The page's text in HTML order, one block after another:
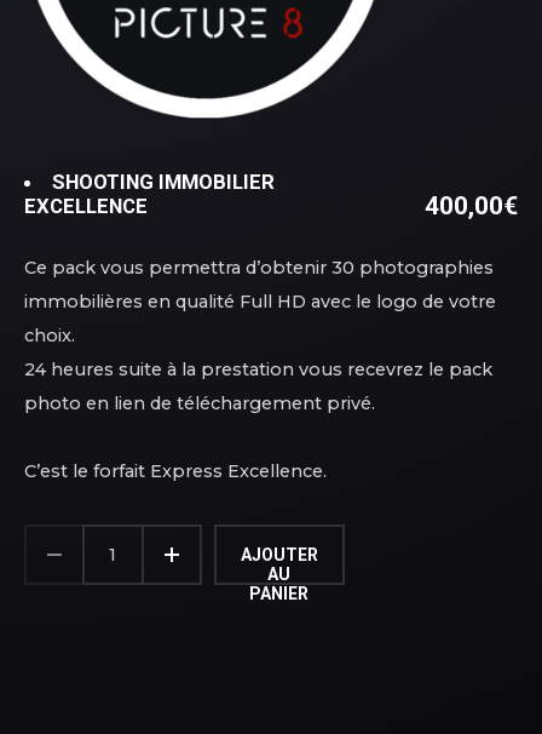
SHOOTING IMMOBILIER
EXCELLENCE
400,00€
Ce pack vous permettra d’obtenir 30 photographies
immobilières en qualité Full HD avec le logo de votre
choix.
24 heures suite à la prestation vous recevrez le pack
photo en lien de téléchargement privé.
C’est le forfait Express Excellence.
QUANTITÉ
IMMOBILIER
AJOUTER
AU
PANIER